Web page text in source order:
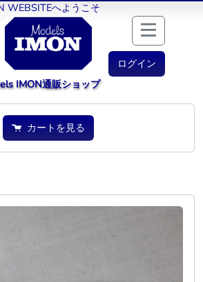
WEBSITEへようこそ
ログイン
IMON通販ショップ
カートを見る